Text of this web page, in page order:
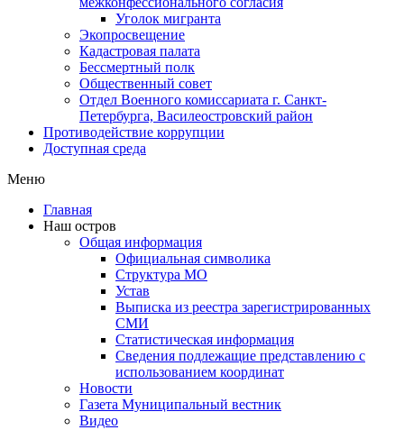
Уголок мигранта
Экопросвещение
Кадастровая палата
Бессмертный полк
Общественный совет
Отдел Военного комиссариата г. Санкт-
Петербурга, Василеостровский район
Противодействие коррупции
Доступная среда
Меню
Главная
Наш остров
Общая информация
Официальная символика
Структура МО
Устав
Выписка из реестра зарегистрированных
СМИ
Статистическая информация
Сведения подлежащие представлению с
использованием координат
Новости
Газета Муниципальный вестник
Видео